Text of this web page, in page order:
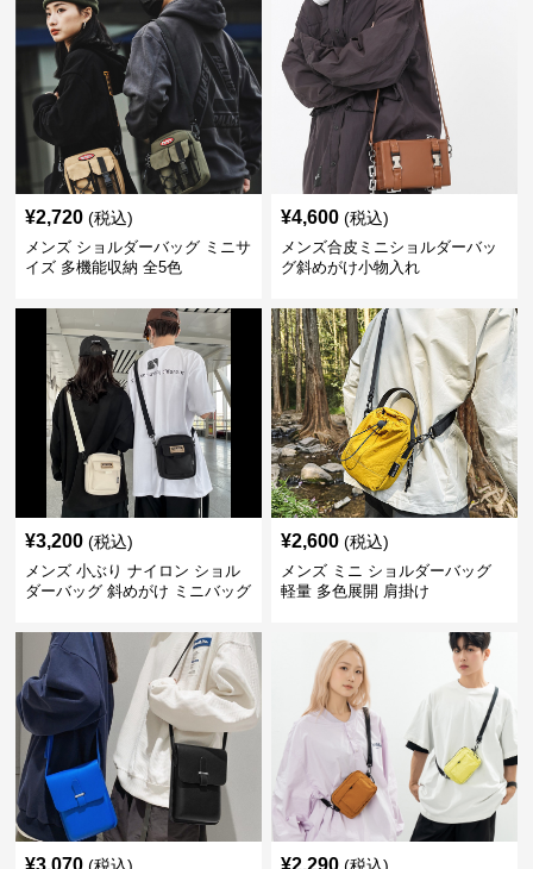
¥2,720 (税込)
メンズ ショルダーバッグ ミニサ
イズ 多機能収納 全5色
¥4,600 (税込)
メンズ合皮ミニショルダーバッ
グ斜めがけ小物入れ
¥3,200 (税込)
メンズ 小ぶり ナイロン ショル
ダーバッグ 斜めがけ ミニバッグ
¥2,600 (税込)
メンズ ミニ ショルダーバッグ
軽量 多色展開 肩掛け